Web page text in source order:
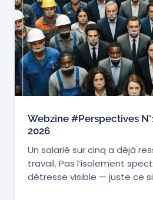
Webzine #Perspectives
2026
Un salarié sur cinq a déjà
travail. Pas l’isolement
détresse visible — juste ce